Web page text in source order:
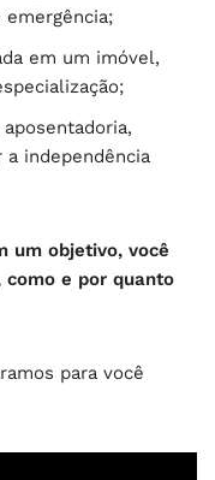
em um imóvel,
independência
um objetivo, você
e por quanto
para você